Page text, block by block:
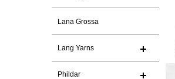
Lana Grossa
Lang Yarns
Phildar